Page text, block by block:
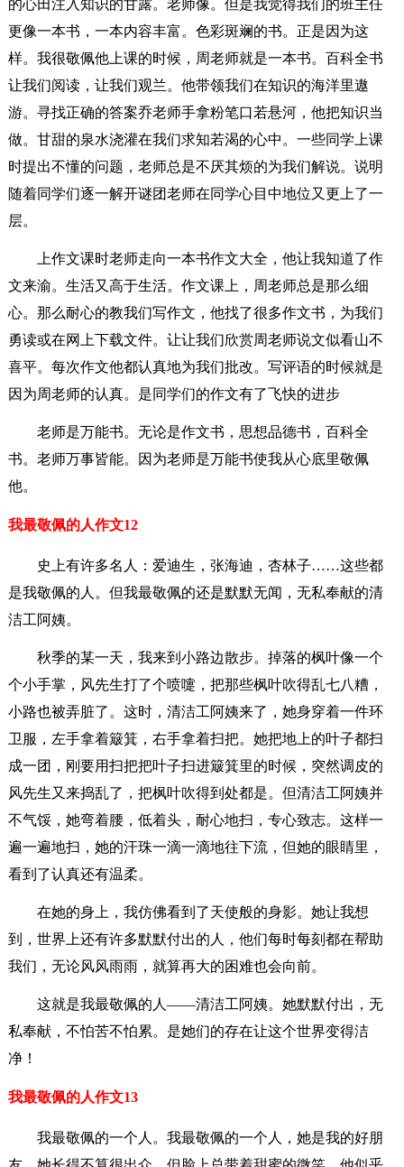
的心田注入知识的甘露。老师像。但是我觉得我们的班主任
更像一本书，一本内容丰富。色彩斑斓的书。正是因为这
样。我很敬佩他上课的时候，周老师就是一本书。百科全书
让我们阅读，让我们观兰。他带领我们在知识的海洋里遨
游。寻找正确的答案乔老师手拿粉笔口若悬河，他把知识当
做。甘甜的泉水浇灌在我们求知若渴的心中。一些同学上课
时提出不懂的问题，老师总是不厌其烦的为我们解说。说明
随着同学们逐一解开谜团老师在同学心目中地位又更上了一
层。
上作文课时老师走向一本书作文大全，他让我知道了作
文来渝。生活又高于生活。作文课上，周老师总是那么细
心。那么耐心的教我们写作文，他找了很多作文书，为我们
勇读或在网上下载文件。让让我们欣赏周老师说文似看山不
喜平。每次作文他都认真地为我们批改。写评语的时候就是
因为周老师的认真。是同学们的作文有了飞快的进步
老师是万能书。无论是作文书，思想品德书，百科全
书。老师万事皆能。因为老师是万能书使我从心底里敬佩
他。
我最敬佩的人作文12
史上有许多名人：爱迪生，张海迪，杏林子……这些都
是我敬佩的人。但我最敬佩的还是默默无闻，无私奉献的清
洁工阿姨。
秋季的某一天，我来到小路边散步。掉落的枫叶像一个
个小手掌，风先生打了个喷嚏，把那些枫叶吹得乱七八糟，
小路也被弄脏了。这时，清洁工阿姨来了，她身穿着一件环
卫服，左手拿着簸箕，右手拿着扫把。她把地上的叶子都扫
成一团，刚要用扫把把叶子扫进簸箕里的时候，突然调皮的
风先生又来捣乱了，把枫叶吹得到处都是。但清洁工阿姨并
不气馁，她弯着腰，低着头，耐心地扫，专心致志。这样一
遍一遍地扫，她的汗珠一滴一滴地往下流，但她的眼睛里，
看到了认真还有温柔。
在她的身上，我仿佛看到了天使般的身影。她让我想
到，世界上还有许多默默付出的人，他们每时每刻都在帮助
我们，无论风风雨雨，就算再大的困难也会向前。
这就是我最敬佩的人——清洁工阿姨。她默默付出，无
私奉献，不怕苦不怕累。是她们的存在让这个世界变得洁
净！
我最敬佩的人作文13
我最敬佩的一个人。我最敬佩的一个人，她是我的好朋